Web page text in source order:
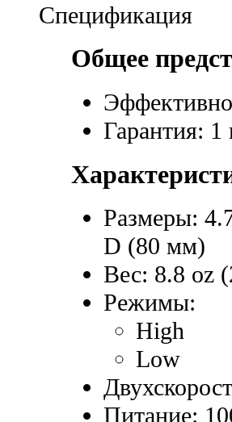
Спецификация
Общее
Гарантия: 1
Размеры:
D (80 мм)
Вес: 8.8 oz
Режимы:
High
Low
Питание: